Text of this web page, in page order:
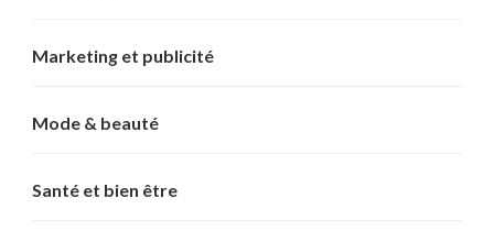
Marketing et publicité
Mode & beauté
Santé et bien être